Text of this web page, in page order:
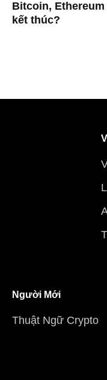
Bitcoin,
kết thúc?
Người Mới
Thuật Ngữ Crypto